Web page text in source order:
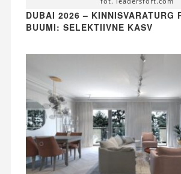
DUBAI 2026 – KINNISVARATURG
BUUMI: SELEKTIIVNE KASV